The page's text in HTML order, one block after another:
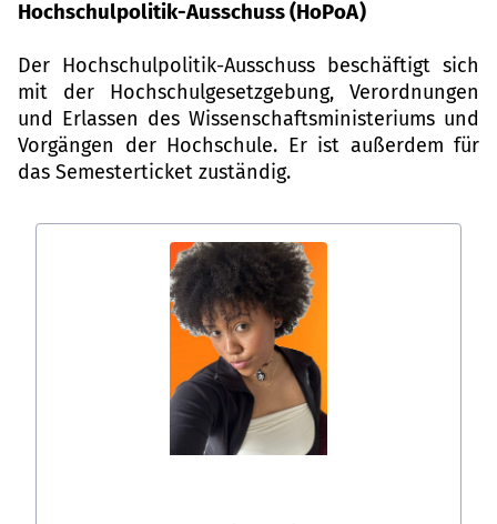
Hochschulpolitik-Ausschuss (HoPoA)
Der Hochschulpolitik-Ausschuss beschäftigt sich
mit der Hochschulgesetzgebung, Verordnungen
und Erlassen des Wissenschaftsministeriums und
Vorgängen der Hochschule. Er ist außerdem für
das Semesterticket zuständig.